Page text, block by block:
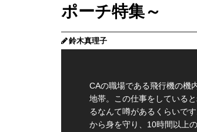
ポーチ特集～
鈴木真理子
CAの職場である飛行機の機
地帯。この仕事をしている
るなんて噂があるくらいで
から身を守り、10時間以上